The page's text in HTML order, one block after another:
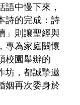
中慢下來，
詩的完成：詩
」則讓聖經與
專為家庭關懷
校園舉辦的
坊，都誠摯邀
姻再次委身於